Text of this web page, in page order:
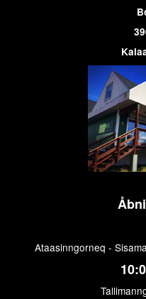
Ataasinngorneq -